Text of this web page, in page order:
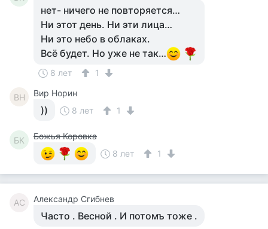
нет- ничего не повторяется…
Ни этот день. Ни эти лица…
Ни это небо в облаках.
Всё будет. Но уже не так…
8 лет 1
ВН Вир Норин
)) 8 лет 1
БК
Божья Коровка
8 лет
1
АС Александр Сгибнев
Часто . Весной . И потомъ тоже .